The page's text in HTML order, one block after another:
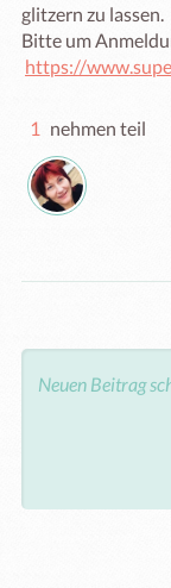
glitzern zu lassen.
Bitte um
https://
1 nehmen teil